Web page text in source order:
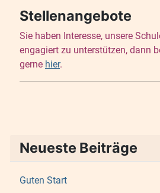
Stellenangebote
Sie haben Interesse, unsere
engagiert zu unterstützen, dann
gerne hier.
Neueste Beiträge
Guten Start